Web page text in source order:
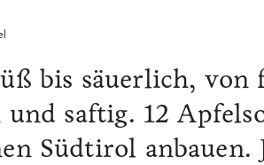
bis säuerlich,
und saftig. 12
Südtirol